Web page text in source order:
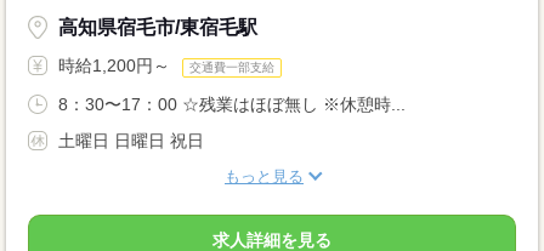
高知県宿毛市/東宿毛駅
時給1,200円～ 交通費一部支給
8：30〜17：00 ☆残業はほぼ無し ※休憩時...
土曜日 日曜日 祝日
もっと見る
求人詳細を見る